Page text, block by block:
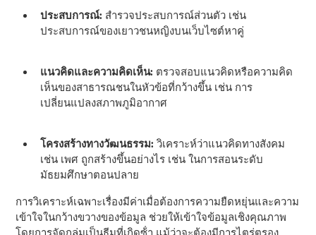
ประสบการณ์: สํารวจประสบการณ์ส่วนตัว เช่น
ประสบการณ์ของเยาวชนหญิงบนเว็บไซต์หาคู่
แนวคิดและความคิดเห็น: ตรวจสอบแนวคิดหรือความคิด
เห็นของสาธารณชนในหัวข้อที่กว้างขึ้น เช่น การ
เปลี่ยนแปลงสภาพภูมิอากาศ
โครงสร้างทางวัฒนธรรม: วิเคราะห์ว่าแนวคิดทางสังคม
เช่น เพศ ถูกสร้างขึ้นอย่างไร เช่น ในการสอนระดับ
มัธยมศึกษาตอนปลาย
การวิเคราะห์เฉพาะเรื่องมีค่าเมื่อต้องการความยืดหยุ่นและความ
เข้าใจในกว้างขวางของข้อมูล ช่วยให้เข้าใจข้อมูลเชิงคุณภาพ